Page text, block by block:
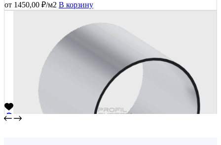
от 1450,00 ₽/м2 В корзину